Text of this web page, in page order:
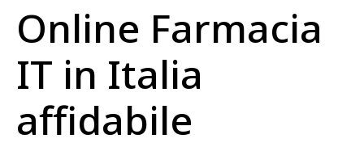
Online Farmacia
IT in Italia
affidabile